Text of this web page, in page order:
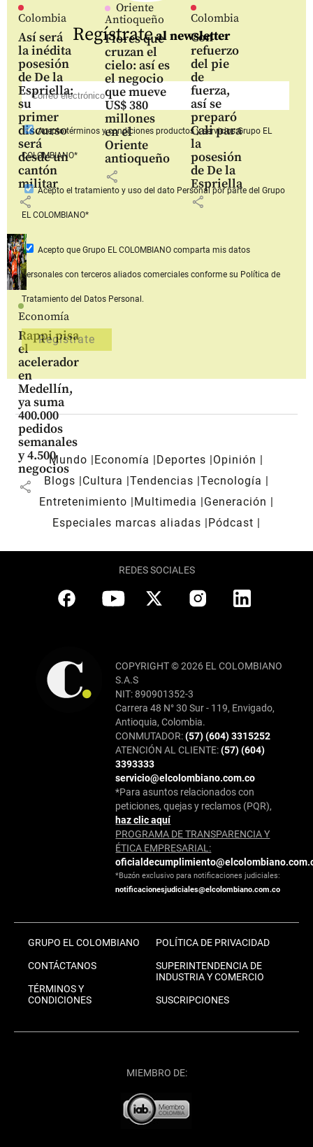
Colombia
Así será
la inédita
posesión
de De la
Espriella:
su
primer
discurso
será
desde un
cantón
militar
share
Oriente
Antioqueño
Flores que
cruzan el
cielo: así es
el negocio
que mueve
US$ 380
millones
en el
Oriente
antioqueño
share
Colombia
Con
refuerzo
del pie
de
fuerza,
así se
preparó
Cali para
la
posesión
de De la
Espriella
share
Economía
Rappi pisa
el
acelerador
en
Medellín,
ya suma
400.000
pedidos
semanales
y 4.500
negocios
share
Regístrateal newsletter
Aceptotérminos y condiciones productos y serviciosGrupo EL
COLOMBIANO*
Acepto el tratamiento y uso del dato Personalpor parte del Grupo
EL COLOMBIANO*
Acepto que Grupo EL COLOMBIANOcomparta mis datos
personales con terceros aliados comerciales conforme su Política de
Tratamiento del Datos Personal.
Mundo Economía Deportes
Opinión
Blogs
Cultura Tendencias Tecnología
Entretenimiento
Multimedia
Generación
Especiales marcas aliadas
Pódcast
REDES SOCIALES
COPYRIGHT © 2026 EL COLOMBIANO
S.A.S
NIT: 890901352-3
Carrera 48 N° 30 Sur - 119, Envigado,
Antioquia, Colombia.
CONMUTADOR:(57) (604) 3315252
ATENCIÓN AL CLIENTE:(57) (604)
3393333
servicio@elcolombiano.com.co
*Para asuntos relacionados con
peticiones, quejas y reclamos (PQR),
haz clic aquí
PROGRAMA DE TRANSPARENCIA Y
ÉTICA EMPRESARIAL:
*Buzón exclusivo para notificaciones judiciales:
notificacionesjudiciales@elcolombiano.com.co
GRUPO EL COLOMBIANO
CONTÁCTANOS
TÉRMINOS Y
CONDICIONES
POLÍTICA DE PRIVACIDAD
SUPERINTENDENCIA DE
INDUSTRIA Y COMERCIO
SUSCRIPCIONES
MIEMBRO DE: